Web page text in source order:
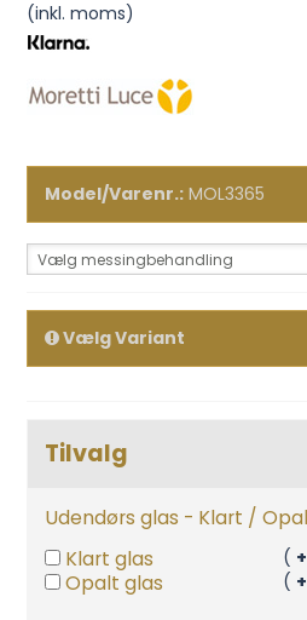
(inkl. moms)
Model/Varenr.: MOL3365
Vælg messingbehandling
Vælg Variant
Tilvalg
Udendørs glas - Klart /
Klart glas
( +
Opalt glas ( +